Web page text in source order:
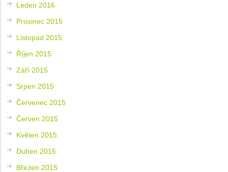
Leden 2016
Prosinec 2015
Listopad 2015
Říjen 2015
Září 2015
Srpen 2015
Červenec 2015
Červen 2015
Květen 2015
Duben 2015
Březen 2015